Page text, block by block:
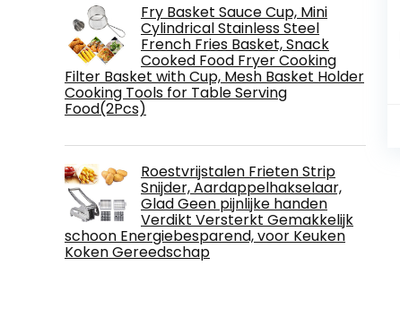
Fry Basket Sauce Cup, Mini
Cylindrical Stainless Steel
French Fries Basket, Snack
Cooked Food Fryer Cooking
Filter Basket with Cup, Mesh Basket Holder
Cooking Tools for Table Serving
Food(2Pcs)
Roestvrijstalen Frieten Strip
Snijder, Aardappelhakselaar,
Glad Geen pijnlijke handen
Verdikt Versterkt Gemakkelijk
schoon Energiebesparend, voor Keuken
Koken Gereedschap